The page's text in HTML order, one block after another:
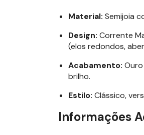
Material: Semijoia
Design: Corrente
(elos redondos,
Acabamento:
brilho.
Estilo: Clássico,
Informações